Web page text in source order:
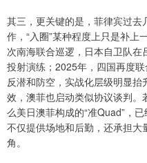
其三，更关键的是，菲律宾过
作，“入圈”某种程度上只是补
次南海联合巡逻，日本自卫队
投射演练；2025年，四国再度
反潜和防空，实战化层级明显
效，澳菲也启动类似协议谈判。
么美日澳菲构成的“准Quad”，
不仅提供场地和后勤，还承担
角。